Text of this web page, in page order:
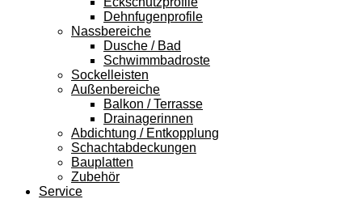
Dehnfugenprofile
Nassbereiche
Dusche / Bad
Schwimmbadroste
Sockelleisten
Außenbereiche
Balkon / Terrasse
Drainagerinnen
Abdichtung / Entkopplung
Schachtabdeckungen
Bauplatten
Zubehör
Service